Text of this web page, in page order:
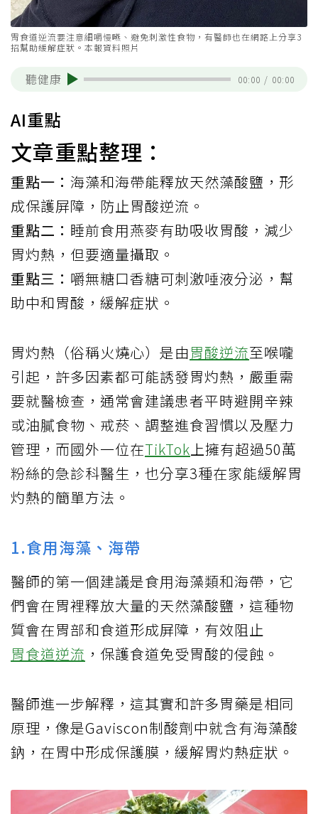
胃食道逆流要注意細嚼慢嚥、避免刺激性食物，有醫師也在網路上分享3
招幫助緩解症狀。本報資料照片
聽健康 00:00 / 00:00
AI重點
文章重點整理：
重點一： 海藻和海帶能釋放天然藻酸鹽，形
成保護屏障，防止胃酸逆流。
重點二： 睡前食用燕麥有助吸收胃酸，減少
胃灼熱，但要適量攝取。
重點三： 嚼無糖口香糖可刺激唾液分泌，幫
助中和胃酸，緩解症狀。
胃灼熱（俗稱火燒心）是由胃酸逆流至喉嚨
引起，許多因素都可能誘發胃灼熱，嚴重需
要就醫檢查，通常會建議患者平時避開辛辣
或油膩食物、戒菸、調整進食習慣以及壓力
管理，而國外一位在TikTok 上擁有超過50萬
粉絲的急診科醫生，也分享3種在家能緩解胃
灼熱的簡單方法。
1.食用海藻、海帶
醫師的第一個建議是食用海藻類和海帶，它
們會在胃裡釋放大量的天然藻酸鹽，這種物
質會在胃部和食道形成屏障，有效阻止
胃食道逆流 ，保護食道免受胃酸的侵蝕。
醫師進一步解釋，這其實和許多胃藥是相同
原理，像是Gaviscon制酸劑中就含有海藻酸
鈉，在胃中形成保護膜，緩解胃灼熱症狀。